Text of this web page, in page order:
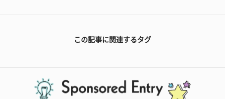
この記事に関連するタグ